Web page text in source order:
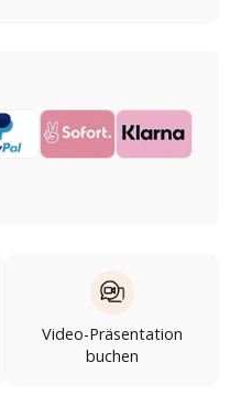
Video-Präsentation
buchen